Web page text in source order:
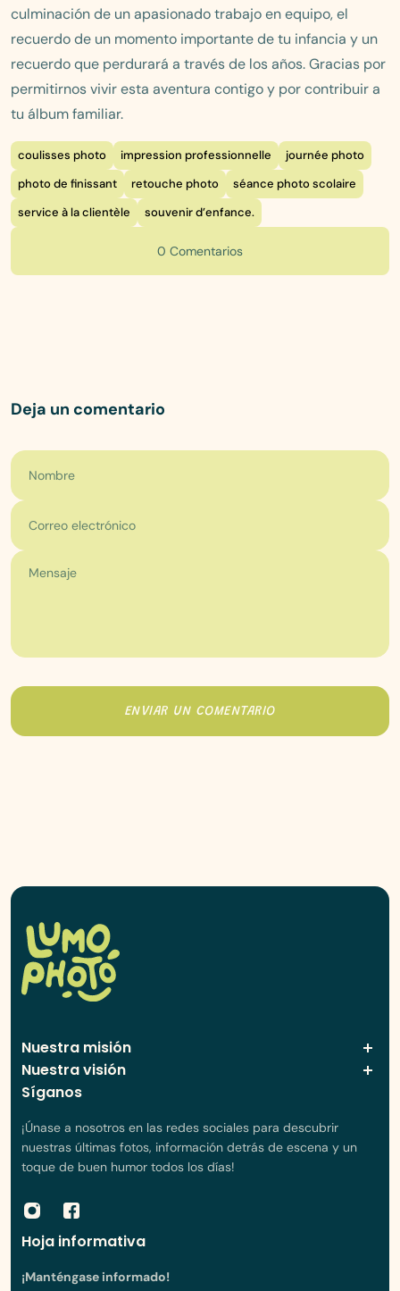
culminación de un apasionado trabajo en equipo, el
recuerdo de un momento importante de tu infancia y un
recuerdo que perdurará a través de los años. Gracias por
permitirnos vivir esta aventura contigo y por contribuir a
tu álbum familiar.
coulisses photo impression professionnelle
journée photo
photo de finissant
retouche photo
séance photo scolaire
service à la clientèle
souvenir d’enfance.
0 Comentarios
Deja un comentario
Nombre
Correo electrónico
ENVIAR UN COMENTARIO
Nuestra misión
Nuestra visión
Síganos
¡Únase a nosotros en las redes sociales para descubrir
nuestras últimas fotos, información detrás de escena y un
toque de buen humor todos los días!
Hoja informativa
¡Manténgase informado!